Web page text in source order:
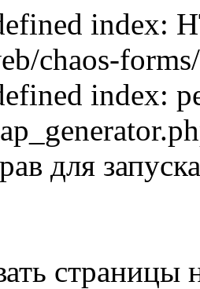
index:
chaos-
index:
для
страницы